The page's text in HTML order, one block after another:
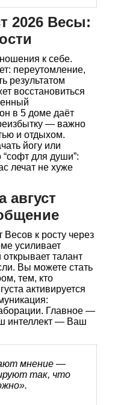
2026 Весы:
к себе.
переутомление,
результатом
восстановиться
в 5 доме даёт
— важно
и отдыхом.
йогу или
для души”:
лечат не хуже
август
Весов к росту через
усиливает
талант
Вы можете стать
тем, кто
активируется
Главное —
интеллект — Ваш
мнение —
так, что